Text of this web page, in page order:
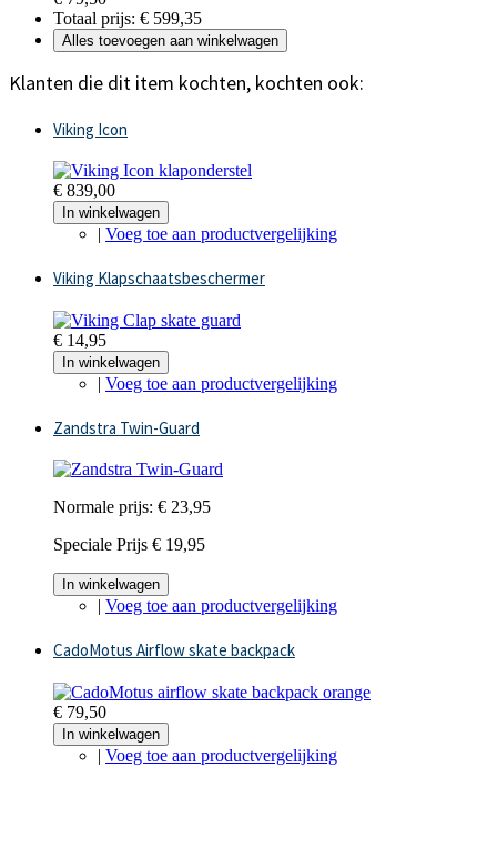
Totaal prijs: € 599,35
Alles toevoegen aan winkelwagen
Klanten die dit item kochten, kochten ook:
Viking Icon
€ 839,00
In winkelwagen
| Voeg toe aan productvergelijking
Viking Klapschaatsbeschermer
€ 14,95
In winkelwagen
| Voeg toe aan productvergelijking
Zandstra Twin-Guard
Normale prijs: € 23,95
Speciale Prijs € 19,95
In winkelwagen
| Voeg toe aan productvergelijking
CadoMotus Airflow skate backpack
€ 79,50
In winkelwagen
| Voeg toe aan productvergelijking